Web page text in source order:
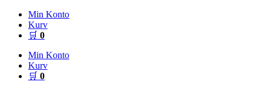
Videre
indhold
Min Konto
Kurv
🛒 0
Min Konto
Kurv
🛒 0